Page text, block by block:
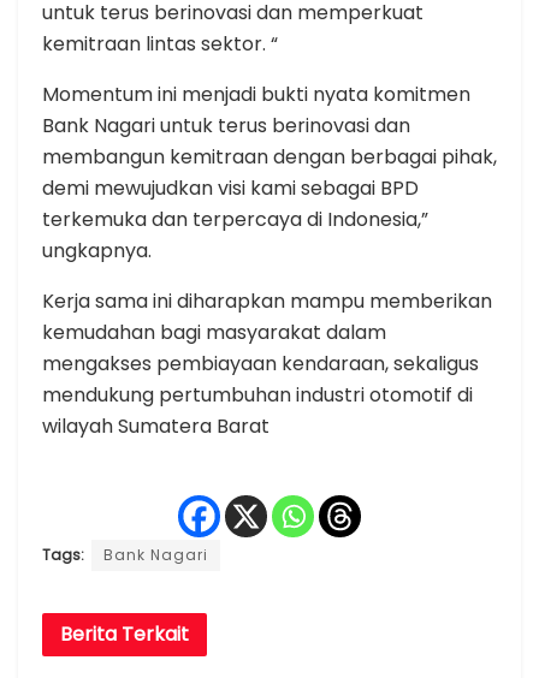
untuk terus berinovasi dan memperkuat
kemitraan lintas sektor. “
Momentum ini menjadi bukti nyata komitmen
Bank Nagari untuk terus berinovasi dan
membangun kemitraan dengan berbagai pihak,
demi mewujudkan visi kami sebagai BPD
terkemuka dan terpercaya di Indonesia,”
ungkapnya.
Kerja sama ini diharapkan mampu memberikan
kemudahan bagi masyarakat dalam
mengakses pembiayaan kendaraan, sekaligus
mendukung pertumbuhan industri otomotif di
wilayah Sumatera Barat
Tags: Bank Nagari
Berita Terkait